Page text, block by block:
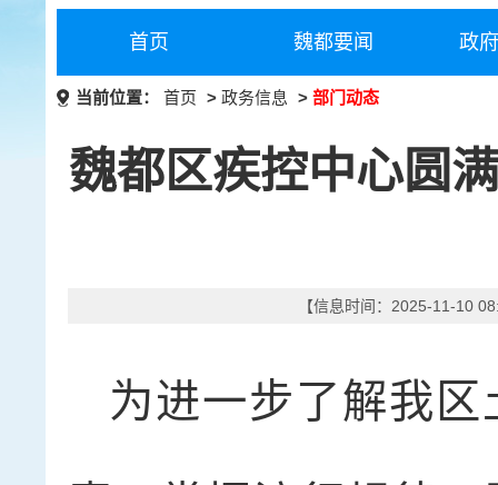
首页 魏都要闻 政
当前位置： 首页 > 政务信息 > 部门动态
魏都区疾控中心圆
【信息时间：2025-11-10
为进一步了解我